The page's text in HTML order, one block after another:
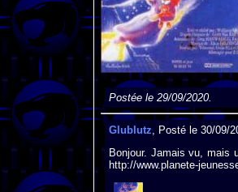
Postée le 29/09/2020.
Glublutz, Posté le 30/09/
Bonjour. Jamais vu, mais
http://www.planete-